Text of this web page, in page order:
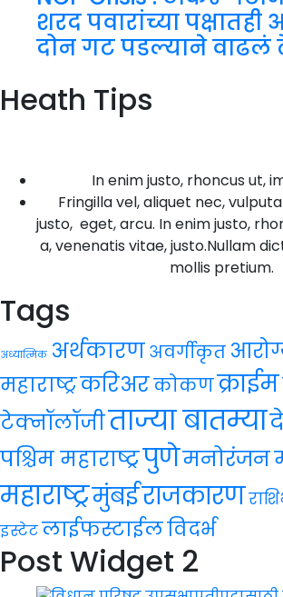
शरद पवारांच्या पक्षातही
दोन गट पडल्याने वाढलं
Heath Tips
In enim justo, rhoncus ut,
Fringilla vel, aliquet nec,
justo, eget, arcu. In enim justo,
a, venenatis vitae, justo.Nullam
mollis pretium.
Tags
अध्यात्मिक अर्थकारणअवर्गीकृत
महाराष्ट्रकरिअरकोकणक्राईम
टेक्नॉलॉजीताज्या बातम्या
पश्चिम महाराष्ट्रपुणेमनोरंजन
महाराष्ट्रमुंबईराजकारण
इस्टेटलाईफस्टाईलविदर्भ
Post Widget 2